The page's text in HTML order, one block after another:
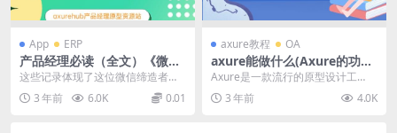
App ERP
产品经理必读（全文）《微信
之父张小龙2351条饭否日记》
这些记录体现了这位微信缔造者的
许多个性、思想和观点，印象比较
深刻有以下几点： 一...
3 年前 6.0K 0.01
axure教程 OA
axure能做什么(Axure的功能
和应用场景)
Axure是一款流行的原型设计工
具，它可以帮助用户快速创建交互
式原型，用于展示和...
3 年前 4.0K